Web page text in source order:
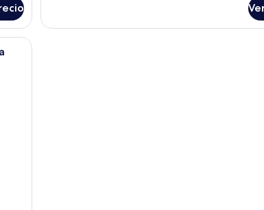
triple
con kitchenette, una cama y un pequeño rincón de estar.